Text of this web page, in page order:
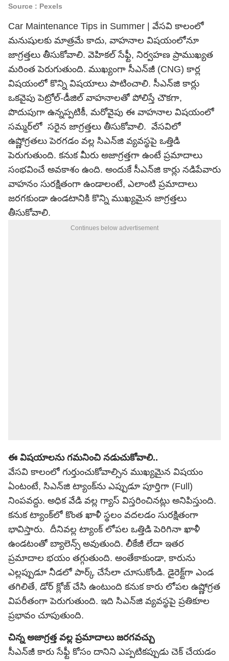
Source : Pexels
Car Maintenance Tips in Summer | వేసవి కాలంలో
మనుషులకు మాత్రమే కాదు, వాహనాల విషయంలోనూ
జాగ్రత్తలు తీసుకోవాలి. వెహికల్ సేఫ్టీ, నిర్వహణ ప్రాముఖ్యత
మరింత పెరుగుతుంది. ముఖ్యంగా సీఎన్‌జీ (CNG) కార్ల
విషయంలో కొన్ని విషయాలు పాటించాలి. సీఎన్‌జి కార్లు
ఒకవైపు పెట్రోల్-డీజిల్ వాహనాలతో పోలిస్తే చౌకగా,
పొదుపుగా ఉన్నప్పటికీ, మరోవైపు ఈ వాహనాల విషయంలో
సమ్మర్‌లో సరైన జాగ్రత్తలు తీసుకోవాలి. వేసవిలో
ఉష్ణోగ్రతలు పెరగడం వల్ల సిఎన్‌జి వ్యవస్థపై ఒత్తిడి
పెరుగుతుంది. కనుక మీరు అజాగ్రత్తగా ఉంటే ప్రమాదాలు
సంభవించే అవకాశం ఉంది. అందుకే సీఎన్‌జి కార్లు నడిపేవారు
వాహనం సురక్షితంగా ఉండాలంటే, ఎలాంటి ప్రమాదాలు
జరగకుండా ఉండటానికి కొన్ని ముఖ్యమైన జాగ్రత్తలు
తీసుకోవాలి.
Continues below advertisement
ఈ విషయాలను గమనించి నడుచుకోవాలి..
వేసవి కాలంలో గుర్తుంచుకోవాల్సిన ముఖ్యమైన విషయం
ఏంటంటే, సిఎన్‌జి ట్యాంక్‌ను ఎప్పుడూ పూర్తిగా (Full)
నింపవద్దు. అధిక వేడి వల్ల గ్యాస్ విస్తరించినట్లు అనిపిస్తుంది.
కనుక ట్యాంక్‌లో కొంత ఖాళీ స్థలం వదలడం సురక్షితంగా
భావిస్తారు. దీనివల్ల ట్యాంక్ లోపల ఒత్తిడి పెరిగినా ఖాళీ
ఉండటంతో బ్యాలెన్స్ అవుతుంది. లీకేజీ లేదా ఇతర
ప్రమాదాల భయం తగ్గుతుంది. అంతేకాకుండా, కారును
ఎల్లప్పుడూ నీడలో పార్క్ చేసేలా చూసుకోండి. డైరెక్ట్‌గా ఎండ
తగిలితే, డోర్ క్లోజ్ చేసి ఉంటుంది కనుక కారు లోపల ఉష్ణోగ్రత
విపరీతంగా పెరుగుతుంది. ఇది సిఎన్‌జి వ్యవస్థపై ప్రతికూల
ప్రభావం చూపుతుంది.
చిన్న అజాగ్రత్త వల్ల ప్రమాదాలు జరగవచ్చు
సీఎన్‌జీ కారు సేఫ్టీ కోసం దానిని ఎప్పటికప్పుడు చెక్ చేయడం